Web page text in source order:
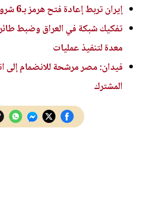
إيران تربط إعادة فتح هرمز بـ6 شروط
تفكيك شبكة في العراق وضبط
معدة لتنفيذ عمليات
فيدان: مصر مرشحة للانضمام إلى
المشترك